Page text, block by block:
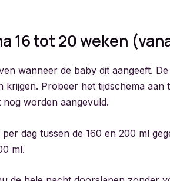
16 tot 20 weken
wanneer de baby dit aangeeft.
krijgen. Probeer het tijdschema
nog worden aangevuld.
dag tussen de 160 en 200 ml
ml.